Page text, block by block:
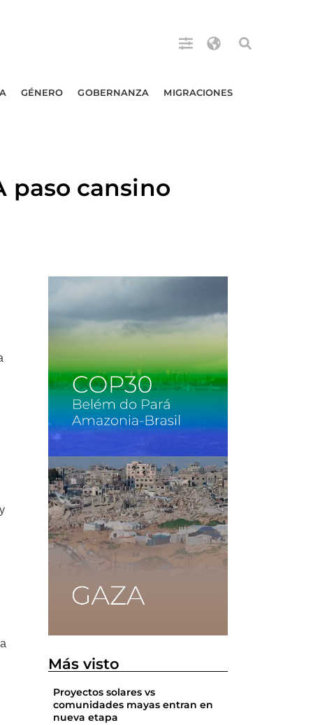
GÉNERO GOBERNANZA MIGRACIONES
paso cansino
Más visto
Proyectos solares vs
comunidades mayas entran en
nueva etapa